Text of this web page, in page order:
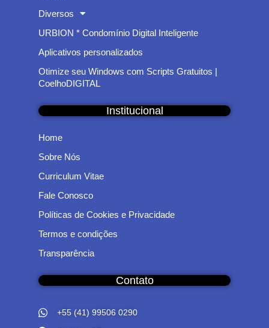
Diversos
URBION * Condomínio Digital Inteligente
Aplicativos personalizados
Otimize seu Windows com Scripts Gratuitos |
CoelhoDIGITAL
Institucional
Home
Sobre Nós
Curriculum Vitae
Fale Conosco
Políticas de Cookies e Privacidade
Termos e condições
Transparência
Contato
+55 (41) 99506 0290